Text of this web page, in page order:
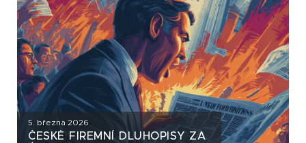
5. března 2026
ČESKÉ FIREMNÍ DLUHOPISY ZA